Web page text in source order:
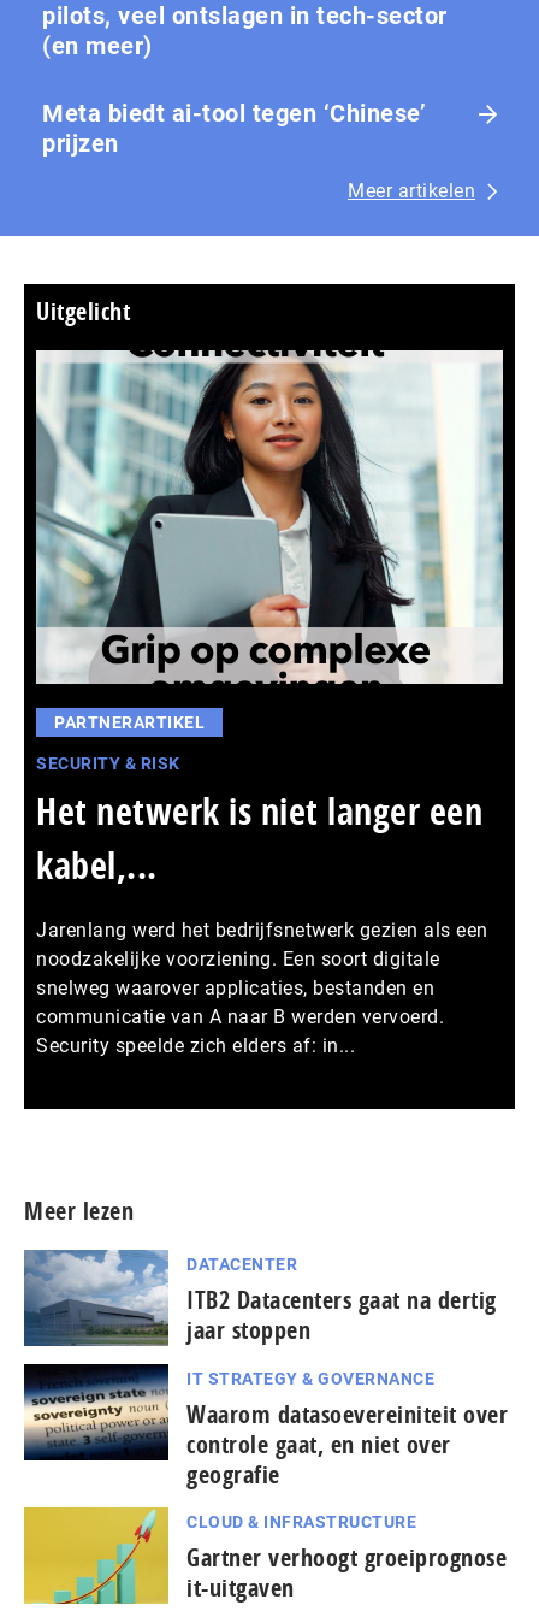
pilots, veel ontslagen in tech-sector
(en meer)
Meta biedt ai-tool tegen ‘Chinese’
prijzen
Meer artikelen
Uitgelicht
PARTNERARTIKEL
SECURITY & RISK
Het netwerk is niet langer een
kabel,...
Jarenlang werd het bedrijfsnetwerk gezien als een
noodzakelijke voorziening. Een soort digitale
snelweg waarover applicaties, bestanden en
communicatie van A naar B werden vervoerd.
Security speelde zich elders af: in...
Meer lezen
DATACENTER
ITB2 Datacenters gaat na dertig
jaar stoppen
IT STRATEGY & GOVERNANCE
Waarom datasoevereiniteit over
controle gaat, en niet over
geografie
CLOUD & INFRASTRUCTURE
Gartner verhoogt groeiprognose
it-uitgaven